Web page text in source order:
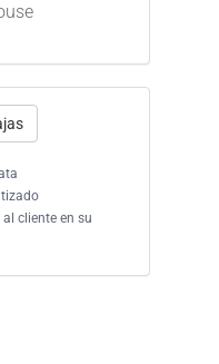
cliente en su